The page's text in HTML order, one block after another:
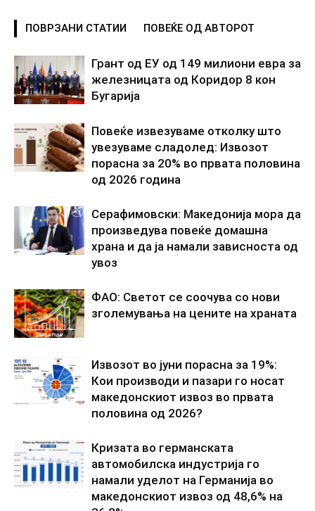
ПОВРЗАНИ СТАТИИ ПОВЕЌЕ ОД АВТОРОТ
Грант од ЕУ од 149 милиони евра за
железницата од Коридор 8 кон
Бугарија
Повеќе извезуваме отколку што
увезуваме сладолед: Извозот
порасна за 20% во првата половина
од 2026 година
Серафимовски: Македонија мора да
произведува повеќе домашна
храна и да ја намали зависноста од
увоз
ФАО: Светот се соочува со нови
зголемувања на цените на храната
Извозот во јуни порасна за 19%:
Кои производи и пазари го носат
македонскиот извоз во првата
половина од 2026?
Кризата во германската
автомобилска индустрија го
намали уделот на Германија во
македонскиот извоз од 48,6% на